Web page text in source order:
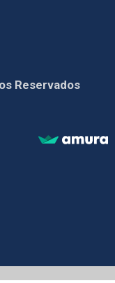
Reservados